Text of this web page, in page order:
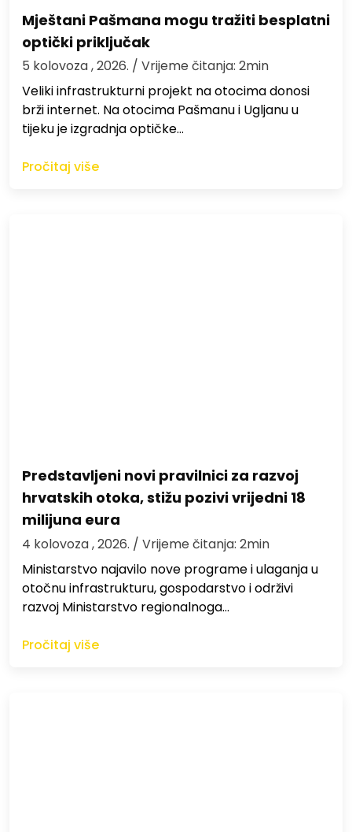
Mještani Pašmana mogu tražiti besplatni
optički priključak
5 kolovoza , 2026. / Vrijeme čitanja: 2min
Veliki infrastrukturni projekt na otocima donosi
brži internet. Na otocima Pašmanu i Ugljanu u
tijeku je izgradnja optičke…
Pročitaj više
Predstavljeni novi pravilnici za razvoj
hrvatskih otoka, stižu pozivi vrijedni 18
milijuna eura
4 kolovoza , 2026. / Vrijeme čitanja: 2min
Ministarstvo najavilo nove programe i ulaganja u
otočnu infrastrukturu, gospodarstvo i održivi
razvoj Ministarstvo regionalnoga…
Pročitaj više